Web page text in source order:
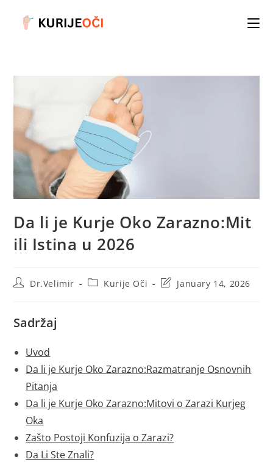
Da li je Kurje Oko Zarazno:Mit
ili Istina u 2026
PostDr.Velimir
PostKurije Oči
PostJanuary 14, 2026
Sadržaj
Uvod
Da li je Kurje Oko Zarazno:Razmatranje Osnovnih
Pitanja
Da li je Kurje Oko Zarazno:Mitovi o Zarazi Kurjeg
Oka
Zašto Postoji Konfuzija o Zarazi?
Da Li Ste Znali?